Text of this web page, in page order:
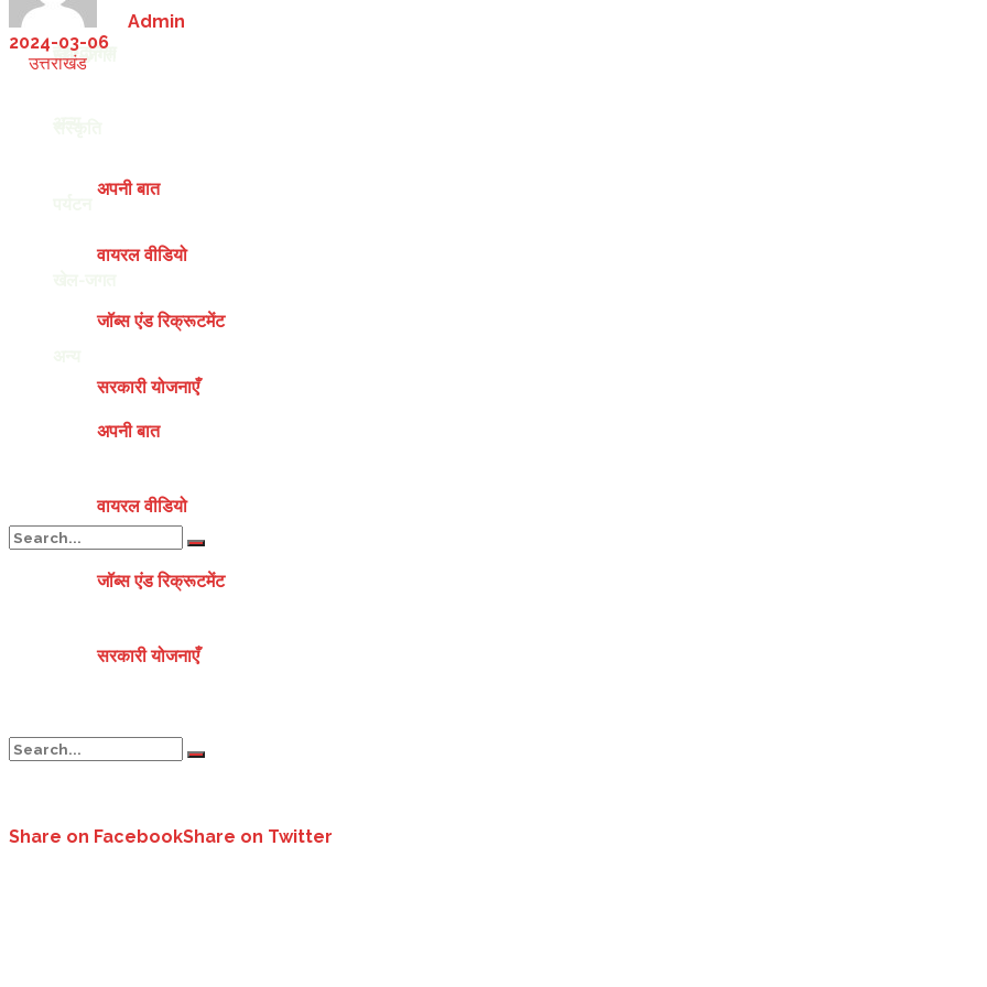
खेल-जगत
अपनी बात
वायरल वीडियो
जॉब्स एंड रिक्रूटमेंट
सरकारी योजनाएँ
View All Result
देश-दुनिया
अपनी बात
वायरल वीडियो
जॉब्स एंड रिक्रूटमेंट
सरकारी योजनाएँ
Admin
2024-03-06
उत्तराखंड
Share on FacebookShare on Twitter